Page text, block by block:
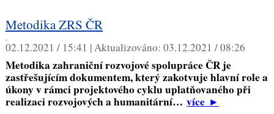
Metodika ZRS ČR
,
02.12.2021 / 15:41 |Aktualizováno: 03.12.2021 / 08:26
Metodika zahraniční rozvojové spolupráce ČR je
zastřešujícím dokumentem, který zakotvuje hlavní role a
úkony v rámci projektového cyklu uplatňovaného při
realizaci rozvojových a humanitární… více►